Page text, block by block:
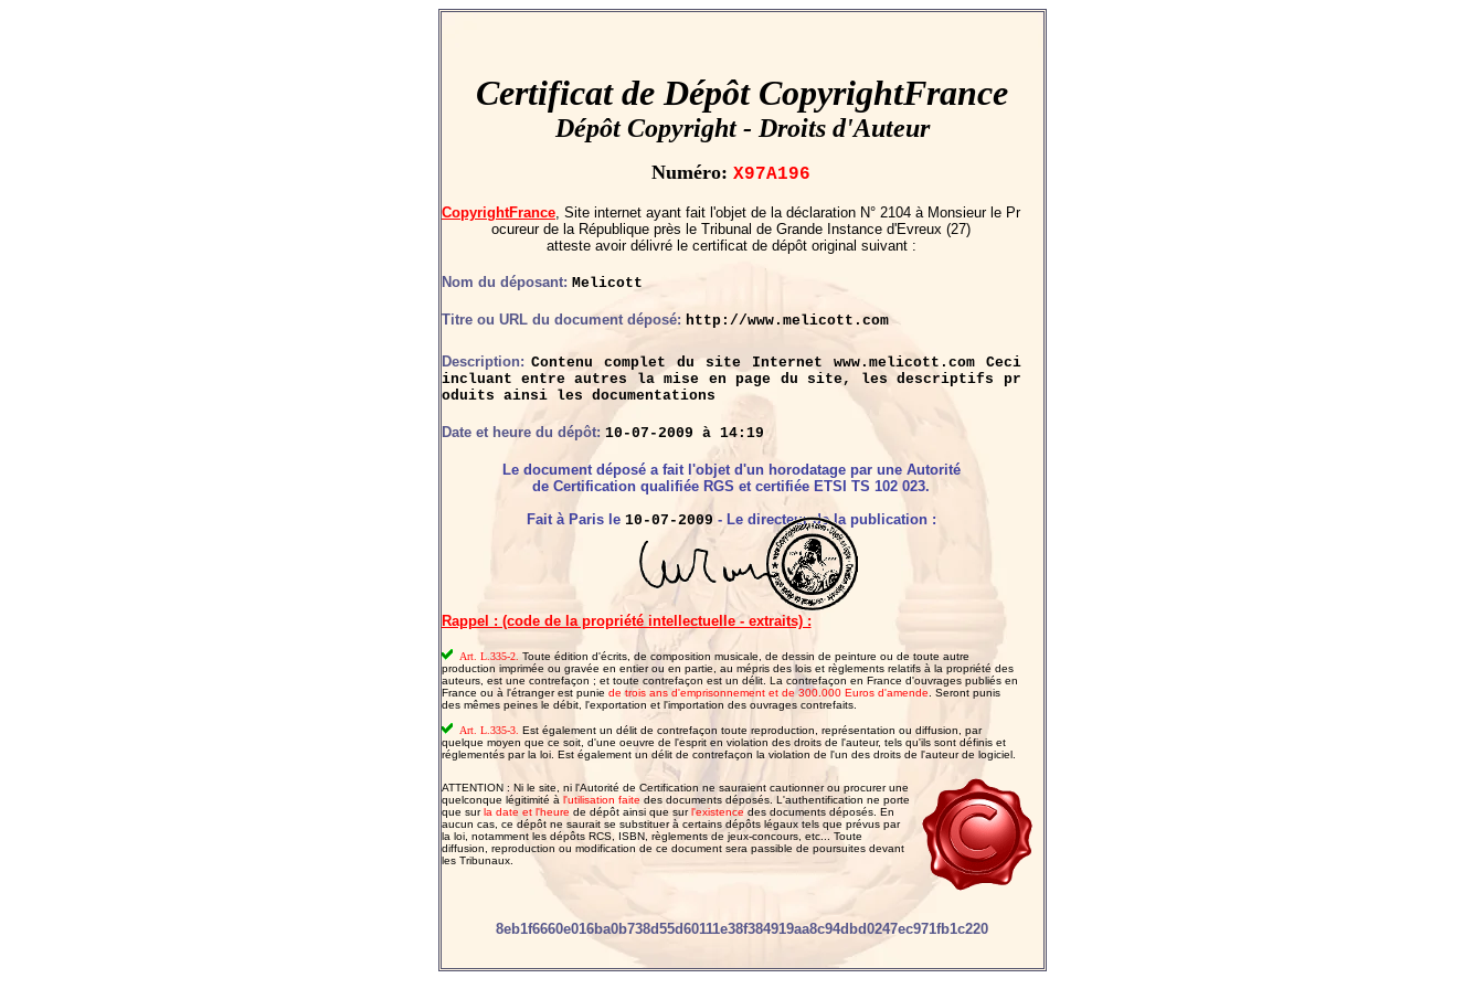
Certificat de Dépôt CopyrightFrance
Dépôt Copyright - Droits d'Auteur
Numéro: X97A196
CopyrightFrance, Site internet ayant fait l'objet de la déclaration N° 2104 à Monsieur le Pr
ocureur de la République près le Tribunal de Grande Instance d'Evreux (27)
atteste avoir délivré le certificat de dépôt original suivant :
Nom du déposant: Melicott
Titre ou URL du document déposé: http://www.melicott.com
Description: Contenu complet du site Internet www.melicott.com Ceci
incluant entre autres la mise en page du site, les descriptifs pr
oduits ainsi les documentations
Date et heure du dépôt: 10-07-2009 à 14:19
Le document déposé a fait l'objet d'un horodatage par une Autorité
de Certification qualifiée RGS et certifiée ETSI TS 102 023.
Fait à Paris le 10-07-2009 - Le directeur de la publication :
Rappel : (code de la propriété intellectuelle - extraits) :
Art. L.335-2. Toute édition d'écrits, de composition musicale, de dessin de peinture ou de toute autre
production imprimée ou gravée en entier ou en partie, au mépris des lois et règlements relatifs à la propriété des
auteurs, est une contrefaçon ; et toute contrefaçon est un délit. La contrefaçon en France d'ouvrages publiés en
France ou à l'étranger est punie de trois ans d'emprisonnement et de 300.000 Euros d'amende . Seront punis
des mêmes peines le débit, l'exportation et l'importation des ouvrages contrefaits.
Art. L.335-3. Est également un délit de contrefaçon toute reproduction, représentation ou diffusion, par
quelque moyen que ce soit, d'une oeuvre de l'esprit en violation des droits de l'auteur, tels qu'ils sont définis et
réglementés par la loi. Est également un délit de contrefaçon la violation de l'un des droits de l'auteur de logiciel.
ATTENTION : Ni le site, ni l'Autorité de Certification ne sauraient cautionner ou procurer une
quelconque légitimité à l'utilisation faite des documents déposés. L'authentification ne porte
que surla date et l'heure de dépôt ainsi que surl'existencedes documents déposés. En
aucun cas, ce dépôt ne saurait se substituer à certains dépôts légaux tels que prévus par
la loi, notamment les dépôts RCS, ISBN, règlements de jeux-concours, etc... Toute
diffusion, reproduction ou modification de ce document sera passible de poursuites devant
les Tribunaux.
8eb1f6660e016ba0b738d55d60111e38f384919aa8c94dbd0247ec971fb1c220